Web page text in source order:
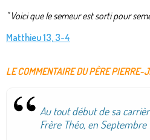
"Voici que le semeur est sorti pour
Matthieu 13, 3-4
LE COMMENTAIRE DU PÈRE PIERRE-
Au tout début de sa
Frère Théo, en Septembre